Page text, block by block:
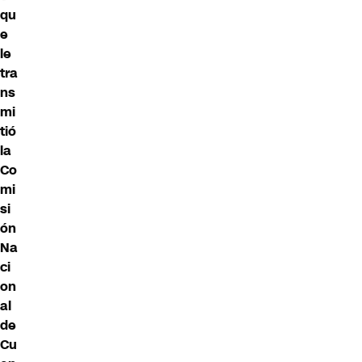
qu
e
le
tra
ns
mi
tió
la
Co
mi
si
ón
Na
ci
on
al
de
Cu